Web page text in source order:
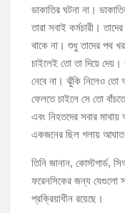
ডাকাতির ঘটনা না।
তারা সবাই কর্মচারী।
থাকে না। শুধু তাদের পথ
চাইলেই তো তা দিয়ে
নেবে না। ঝুঁকি নিলেও
ফেলতে চাইলে সে তো
এবং নিহতদের সবার
একজনের ছিল গলায় আঘাত
তিনি জানান, কোস্টগার্ড,
ফরেনসিকের জন্য যেগুলো
প্রক্রিয়াধীন রয়েছে।